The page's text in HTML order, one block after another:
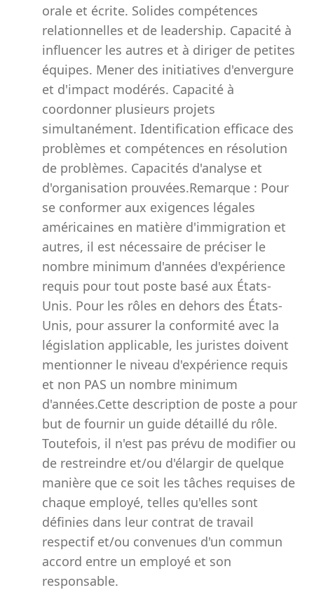
orale et écrite. Solides compétences
relationnelles et de leadership. Capacité à
influencer les autres et à diriger de petites
équipes. Mener des initiatives d'envergure
et d'impact modérés. Capacité à
coordonner plusieurs projets
simultanément. Identification efficace des
problèmes et compétences en résolution
de problèmes. Capacités d'analyse et
d'organisation prouvées.Remarque : Pour
se conformer aux exigences légales
américaines en matière d'immigration et
autres, il est nécessaire de préciser le
nombre minimum d'années d'expérience
requis pour tout poste basé aux États-
Unis. Pour les rôles en dehors des États-
Unis, pour assurer la conformité avec la
législation applicable, les juristes doivent
mentionner le niveau d'expérience requis
et non PAS un nombre minimum
d'années.Cette description de poste a pour
but de fournir un guide détaillé du rôle.
Toutefois, il n'est pas prévu de modifier ou
de restreindre et/ou d'élargir de quelque
manière que ce soit les tâches requises de
chaque employé, telles qu'elles sont
définies dans leur contrat de travail
respectif et/ou convenues d'un commun
accord entre un employé et son
responsable.